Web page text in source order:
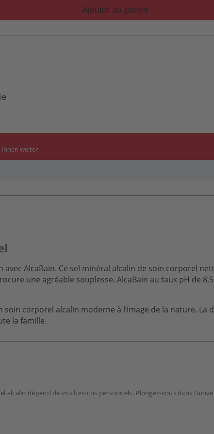
Ajouter au panier
Ihnen weiter
avec AlcaBain. Ce sel minéral alcalin de soin corporel
une agréable souplesse. AlcaBain au taux pH de
corporel alcalin moderne à l’image de la nature. La
la famille.
alcalin dépend de vos besoins personnels. Plongez-vous dans